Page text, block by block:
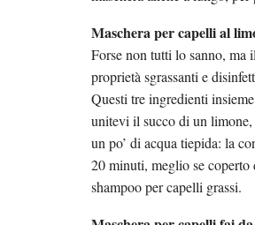
Maschera per capelli al
Forse non tutti lo sanno, ma
proprietà sgrassanti e
Questi tre ingredienti
unitevi il succo di un
un po’ di acqua tiepida: la
20 minuti, meglio se coperto
shampoo per capelli grassi.